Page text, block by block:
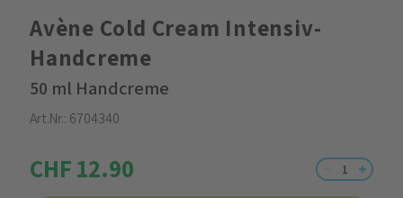
Avène Cold Cream Intensiv-
Handcreme
50 ml Handcreme
Art.Nr.: 6704340
CHF 12.90